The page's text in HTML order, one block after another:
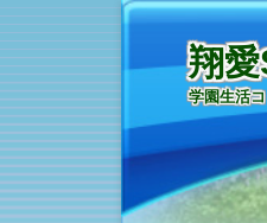
翔
学園生活